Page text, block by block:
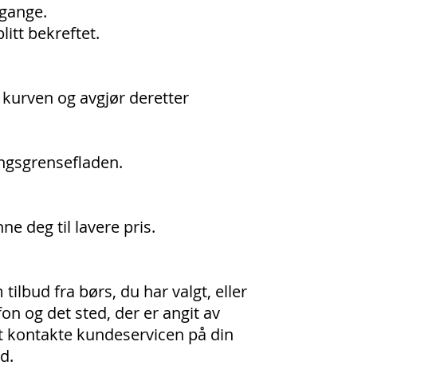
bekreftet.
og avgjør deretter
deg til lavere pris.
fra børs, du har valgt, eller
og det sted, der er angit av
kontakte kundeservicen på din